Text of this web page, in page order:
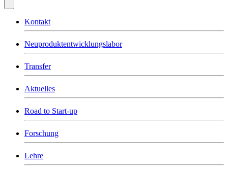
Kontakt
Neuproduktentwicklungslabor
Transfer
Aktuelles
Road to Start-up
Forschung
Lehre